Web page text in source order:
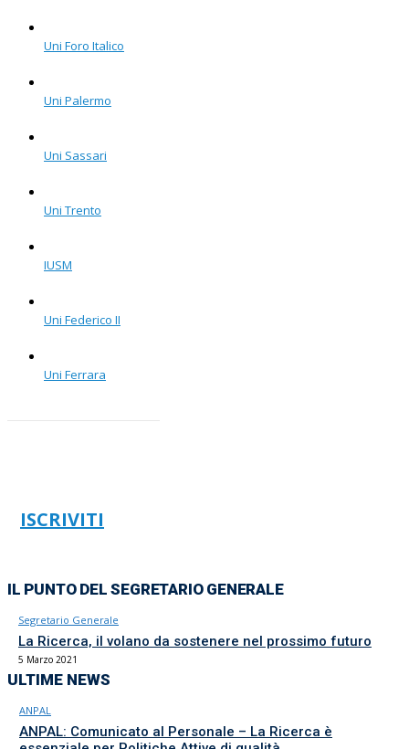
Uni Foro Italico
Uni Palermo
Uni Sassari
Uni Trento
IUSM
Uni Federico II
Uni Ferrara
ISCRIVITI
IL PUNTO DEL SEGRETARIO GENERALE
Segretario Generale
La Ricerca, il volano da sostenere nel prossimo futuro
5 Marzo 2021
ULTIME NEWS
ANPAL
ANPAL: Comunicato al Personale – La Ricerca è